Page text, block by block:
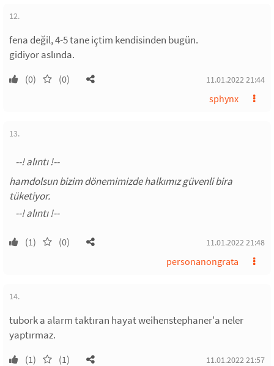
12.
fena değil, 4-5 tane içtim kendisinden bugün.
gidiyor aslında.
(0) (0) 11.01.2022 21:44
sphynx
13.
hamdolsun bizim dönemimizde halkımız güvenli bira
tüketiyor.
(1) (0) 11.01.2022 21:48
personanongrata
14.
tubork a alarm taktıran hayat weihenstephaner'a neler
yaptırmaz.
(1) (1) 11.01.2022 21:57